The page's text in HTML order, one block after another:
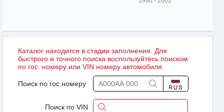
Каталог находится в стадии заполнения. Для
быстрого и точного поиска воспользуйтесь поиском
по гос. номеру или VIN номеру автомобиля.
Поиск по гос.номеру
Поиск по VIN